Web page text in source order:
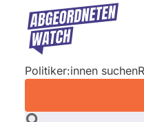
Direkt
Inhalt
Politiker:innen suchen